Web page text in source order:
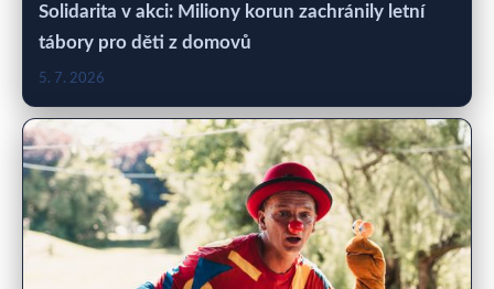
Solidarita v akci: Miliony korun zachránily letní
tábory pro děti z domovů
5. 7. 2026